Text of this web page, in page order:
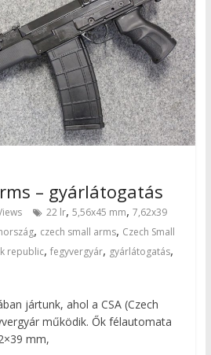
– gyárlátogatás
22 lr, 5,56x45 mm, 7,62x39
, czech small arms, Czech Small
republic, fegyvergyár, gyárlátogatás,
jártunk, ahol a CSA (Czech
működik. Ők félautomata
mm,